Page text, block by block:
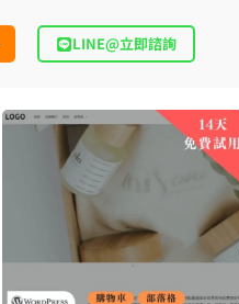
LINE@立即諮詢